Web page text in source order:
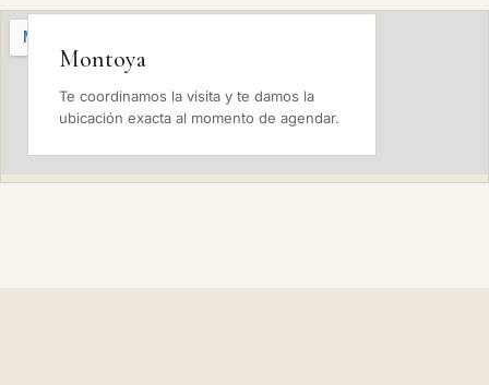
Montoya
Te coordinamos la visita y te damos la
ubicación exacta al momento de agendar.